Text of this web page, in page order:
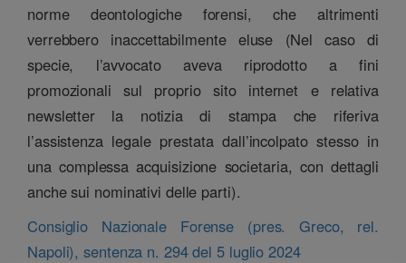
norme deontologiche forensi, che altrimenti
verrebbero inaccettabilmente eluse (Nel caso di
specie, l’avvocato aveva riprodotto a fini
promozionali sul proprio sito internet e relativa
newsletter la notizia di stampa che riferiva
l’assistenza legale prestata dall’incolpato stesso in
una complessa acquisizione societaria, con dettagli
anche sui nominativi delle parti).
Consiglio Nazionale Forense (pres. Greco, rel.
Napoli), sentenza n. 294 del 5 luglio 2024